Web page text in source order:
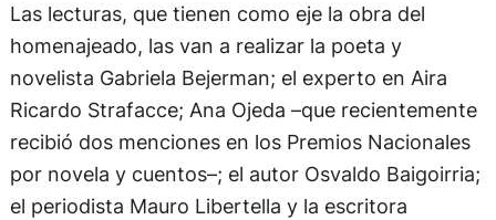
Las lecturas, que tienen como eje la obra del
homenajeado, las van a realizar la poeta y
novelista Gabriela Bejerman; el experto en Aira
Ricardo Strafacce; Ana Ojeda –que recientemente
recibió dos menciones en los Premios Nacionales
por novela y cuentos–; el autor Osvaldo Baigoirria;
el periodista Mauro Libertella y la escritora